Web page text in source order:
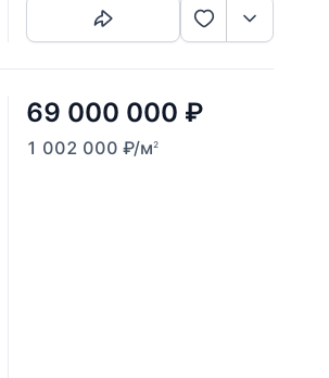
69 000 000 ₽
1 002 000 ₽/м2